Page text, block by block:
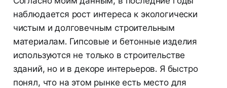
наблюдается рост интереса к экологически
чистым и долговечным строительным
материалам. Гипсовые и бетонные изделия
используются не только в строительстве
зданий, но и в декоре интерьеров. Я быстро
понял, что на этом рынке есть место для